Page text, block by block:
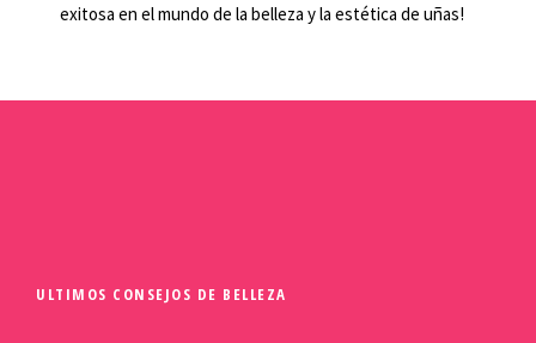
exitosa en el mundo de la belleza y la estética de uñas!
ULTIMOS CONSEJOS DE BELLEZA